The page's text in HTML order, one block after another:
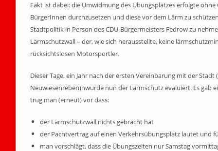
Fakt ist dabei: die Umwidmung des Übungsplatzes erfolgte
BürgerInnen durchzusetzen und diese vor dem Lärm zu
Stadtpolitik in Person des CDU-Bürgermeisters Fedrow zu
Lärmschutzwall – der, wie sich herausstellte, keine
rücksichtslosen Motorsportler.
Dieser Tage, ein Jahr nach der ersten Vereinbarung mit der Stadt (
Neuwiesenreben)nwurde nun der Lärmschutz evaluiert. Es gab
trug man (erneut) vor dass:
der Lärmschutzwall nichts gebracht hat
der Pachtvertrag auf einen Verkehrsübungsplatz lautet und
man vorschlägt, dass die Übungszeiten nur Samstag